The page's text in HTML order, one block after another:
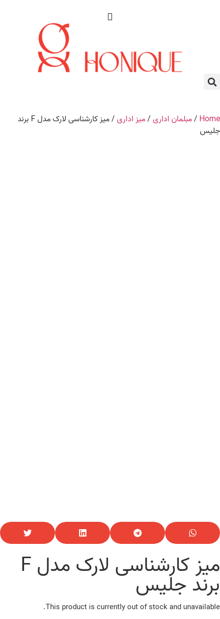
Home
/مبلمان اداری/میز اداری
/ میز کارشناسی لارک مدل F برند
جلیس
میز کارشناسی لارک مدل F
برند جلیس
This product is currently out of stock and unavailable.